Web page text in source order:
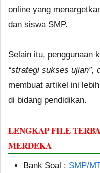
online yang
dan siswa SMP.
Selain itu, penggunaan
“strategi sukses ujian”,
membuat artikel ini
di bidang pendidikan.
LENGKAP FILE
MERDEKA
Bank Soal : SMP/